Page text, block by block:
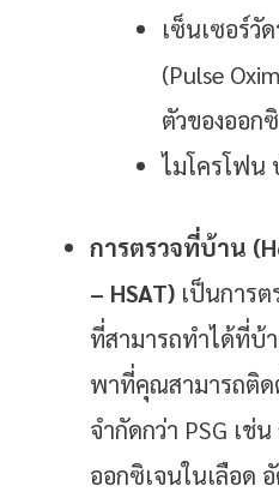
เซ็นเซอร์วั
(Pulse
ตัวของออก
ไมโครโฟน
การตรวจที่บ้าน
– HSAT) เป็นการ
ที่สามารถทำได้ที่
พาที่คุณสามารถติด
จำกัดกว่า PSG เช่
ออกซิเจนในเลือด